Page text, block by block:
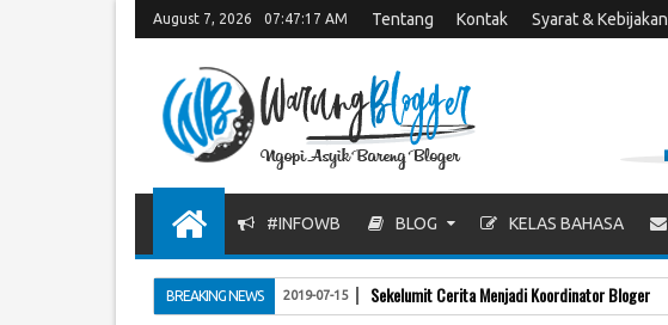
August 7, 2026 07:47:18 AM Tentang Kontak Syarat & Kebijakan
#INFOWB BLOG KELAS BAHASA
BREAKING NEWS Sekelumit Cerita Menjadi Koordinator Bloger
2019-07-15